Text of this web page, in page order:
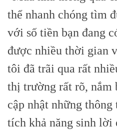
thể nhanh chóng tìm
với số tiền bạn đang
được nhiều thời gian
tôi đã trãi qua rất
thị trường rất rõ, nắm
cập nhật những
tích khả năng sinh lời